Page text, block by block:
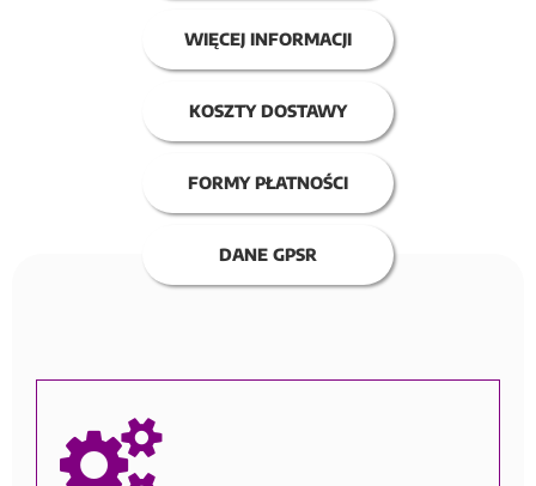
WIĘCEJ INFORMACJI
KOSZTY DOSTAWY
FORMY PŁATNOŚCI
DANE GPSR